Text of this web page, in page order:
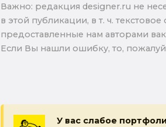
Важно: pедакция designer.ru не
в этой публикации, в т. ч.
предоставленные нам авторами
Если Вы нашли ошибку, то,
У вас слабое